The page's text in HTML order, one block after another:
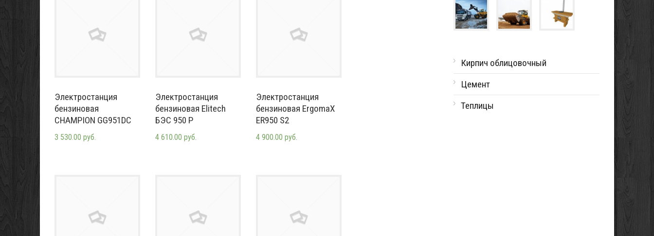
Электростанция
бензиновая
CHAMPION GG951DC
3 530.00 руб.
Электростанция
бензиновая Elitech
БЭС 950 Р
4 610.00 руб.
Электростанция
бензиновая ErgomaX
ER950 S2
4 900.00 руб.
Кирпич облицовочный
Цемент
Теплицы